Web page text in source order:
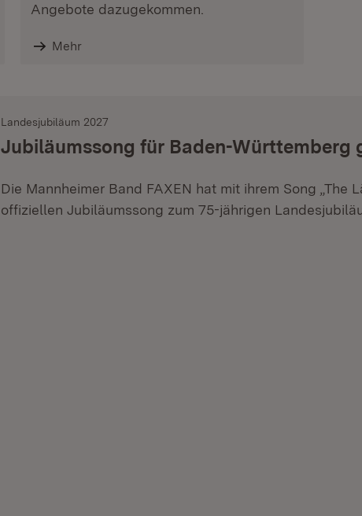
Angebote dazugekommen.
Mehr
Landesjubiläum 2027
Jubiläumssong für Baden-Württemberg
Die Mannheimer Band FAXEN hat mit ihrem Song „The
offiziellen Jubiläumssong zum 75-jährigen